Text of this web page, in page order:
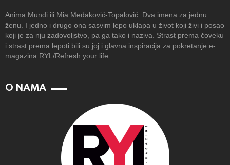
Anima Mundi ili Mia Medaković-Topalović. Dva imena za jednu
ženu. I jedno i drugo ona sasvim lepo uklapa u život koji živi i posao
koji je za nju zadovoljstvo, pa ga tako i naziva. Strast prema čoveku
i strast prema lepoti bili su joj i glavna inspiracija za pokretanje e-
magazina RYL/Refresh your life
O NAMA